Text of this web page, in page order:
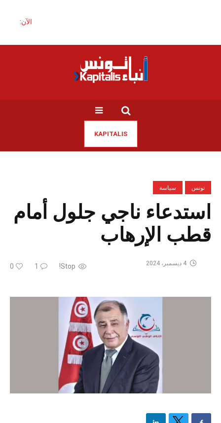
الآن:
KAPITALIS
تونس سياسة
استدعاء ناجي جلول أمام
قطب الإرهاب
Stop!
1
0 4 ديسمبر، 2024